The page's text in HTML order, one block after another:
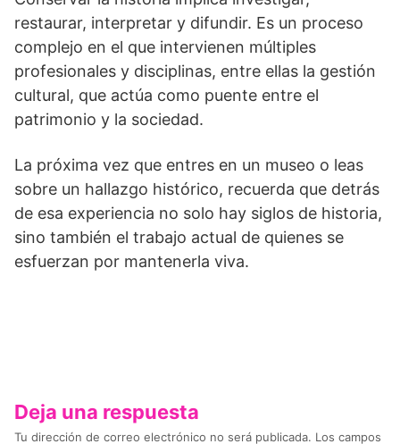
restaurar, interpretar y difundir. Es un proceso
complejo en el que intervienen múltiples
profesionales y disciplinas, entre ellas la gestión
cultural, que actúa como puente entre el
patrimonio y la sociedad.
La próxima vez que entres en un museo o leas
sobre un hallazgo histórico, recuerda que detrás
de esa experiencia no solo hay siglos de historia,
sino también el trabajo actual de quienes se
esfuerzan por mantenerla viva.
Deja una respuesta
Tu dirección de correo electrónico no será publicada. Los campos